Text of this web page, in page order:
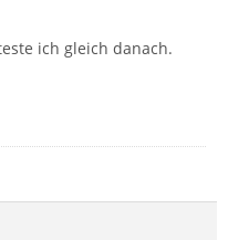
ich gleich danach.